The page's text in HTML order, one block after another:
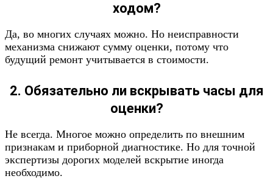
ходом?
Да, во многих случаях можно. Но неисправности
механизма снижают сумму оценки, потому что
будущий ремонт учитывается в стоимости.
2. Обязательно ли вскрывать часы для
оценки?
Не всегда. Многое можно определить по внешним
признакам и приборной диагностике. Но для точной
экспертизы дорогих моделей вскрытие иногда
необходимо.